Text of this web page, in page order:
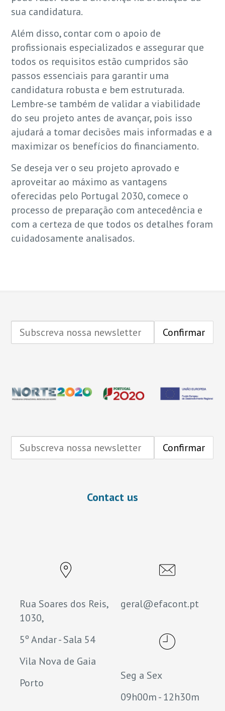
sua candidatura.
Além disso, contar com o apoio de
profissionais especializados e assegurar que
todos os requisitos estão cumpridos são
passos essenciais para garantir uma
candidatura robusta e bem estruturada.
Lembre-se também de validar a viabilidade
do seu projeto antes de avançar, pois isso
ajudará a tomar decisões mais informadas e a
maximizar os benefícios do financiamento.
Se deseja ver o seu projeto aprovado e
aproveitar ao máximo as vantagens
oferecidas pelo Portugal 2030, comece o
processo de preparação com antecedência e
com a certeza de que todos os detalhes foram
cuidadosamente analisados.
Contact us
Rua Soares dos Reis,
1030,
5º Andar - Sala 54
Vila Nova de Gaia
Porto
geral@efacont.pt
Seg a Sex
09h00m - 12h30m